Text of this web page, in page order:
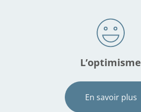
L’optimisme
En savoir plus